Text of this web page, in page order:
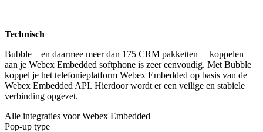
Technisch
Bubble – en daarmee meer dan 175 CRM pakketten – koppelen
aan je Webex Embedded softphone is zeer eenvoudig. Met Bubble
koppel je het telefonieplatform Webex Embedded op basis van de
Webex Embedded API. Hierdoor wordt er een veilige en stabiele
verbinding opgezet.
Alle integraties voor Webex Embedded
Pop-up type